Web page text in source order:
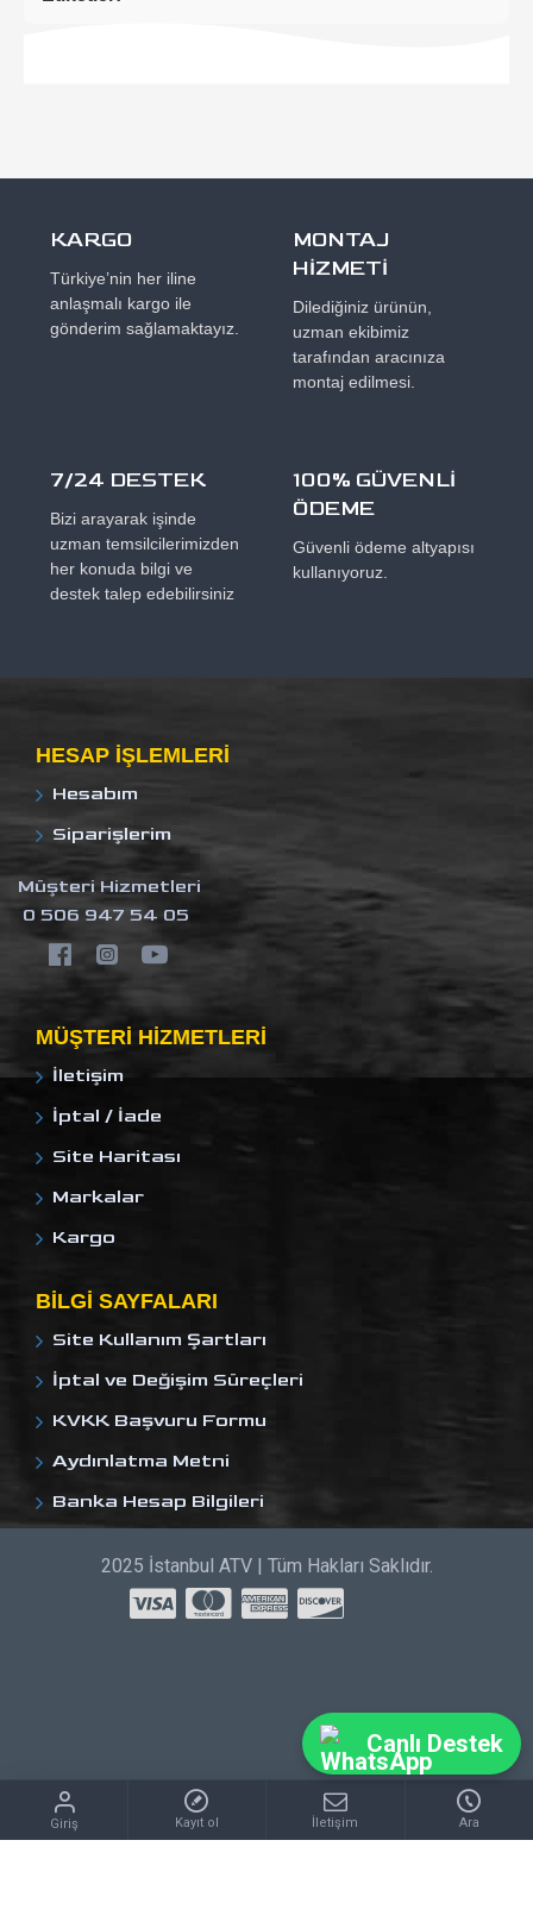
KARGO
Türkiye’nin her iline
anlaşmalı kargo ile
gönderim sağlamaktayız.
MONTAJ
HİZMETİ
Dilediğiniz ürünün,
uzman ekibimiz
tarafından aracınıza
montaj edilmesi.
7/24 DESTEK
Bizi arayarak işinde
uzman temsilcilerimizden
her konuda bilgi ve
destek talep edebilirsiniz
100% GÜVENLİ
ÖDEME
Güvenli ödeme altyapısı
kullanıyoruz.
HESAP IŞLEMLERI
Hesabım
Siparişlerim
Müşteri Hizmetleri
0 506 947 54 05
MÜŞTERI HIZMETLERI
İletişim
İptal / İade
Site Haritası
Markalar
Kargo
BILGI SAYFALARI
Site Kullanım Şartları
İptal ve Değişim Süreçleri
KVKK Başvuru Formu
Aydınlatma Metni
Banka Hesap Bilgileri
2025 İstanbul ATV | Tüm Hakları Saklıdır.
Giriş Kayıt ol İletişim Ara
Canlı Destek